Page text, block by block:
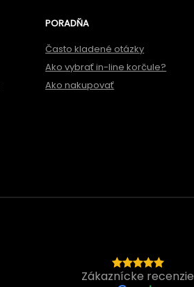
PORADŇA
Často kladené otázky
Ako vybrať in-line korčule?
Ako nakupovať
Zákaznícke recenzie